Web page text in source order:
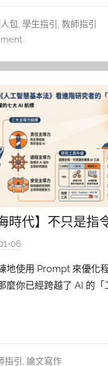
包 學生指引
教師指引
時代】不只是指
智慧基本法》看
06
巴
詠
地使用 Prompt 來優化
麼你已經跨越了 AI 的「
與 AI 的協作越來越深，
來：當 AI 輔助成為研究
指引 , 論文寫作